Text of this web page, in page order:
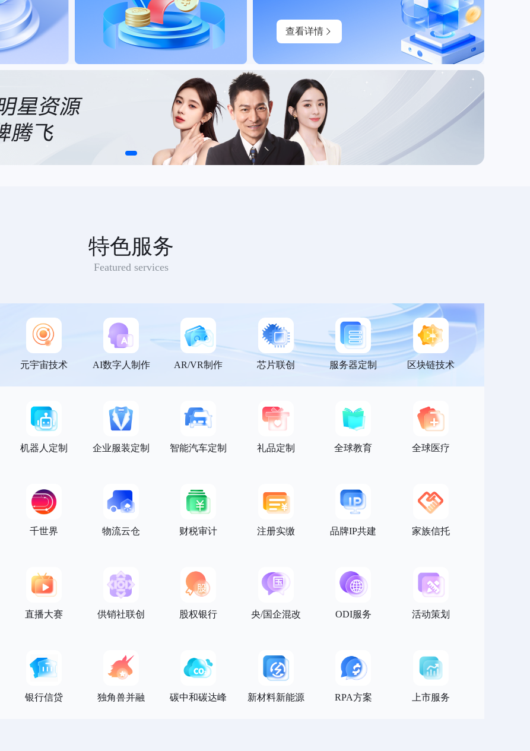
查看详情
特色服务
Featured services
元宇宙技术 AI数字人制作 AR/VR制作 芯片联创 服务器定制 区块链技术
机器人定制 企业服装定制 智能汽车定制 礼品定制 全球教育 全球医疗
千世界 物流云仓 财税审计 注册实缴 品牌IP共建 家族信托
直播大赛 供销社联创 股权银行 央/国企混改 ODI服务 活动策划
银行信贷 独角兽并融 碳中和碳达峰 新材料新能源 RPA方案 上市服务